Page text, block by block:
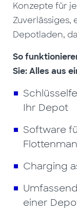
Konzepte für
Depotladen,
So
Sie: Alles aus
Ihr Depot
Software
Charging
einer